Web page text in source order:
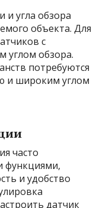
угла обзора
объекта. Для
с
углом обзора.
потребуются
и широким углом
часто
функциями,
и удобство
датчик